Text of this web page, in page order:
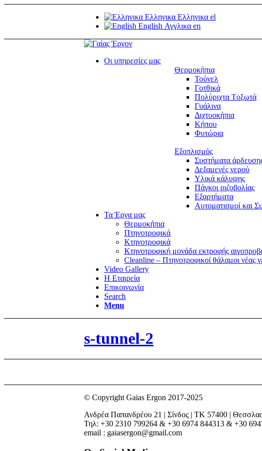
Ελληνικα Ελληνικα el
English Αγγλικα en
Οι υπηρεσίες μας
Θερμοκήπια
Τούνελ
Γοτθικά
Πολύριχτα Tοξωτά
Γυάλινα
Διχτυοκήπια
Κήπου
Φυτώρια
Εξοπλισμός
Συστήματα
Δεξαμενές νερού
Υλικά κάλυψης
Πάγκοι ριζοβολίας
Εξαρτήματα
Αυτοματισμοί και
Τα Έργα μας
Θερμοκήπια
Πτηνοτροφικά
Κτηνοτροφικά
Κτηνοτροφική μονάδα εκτροφής
Cleanline – Πτηνοτροφικοί θάλαμοι νέας
Video Gallery
Η Εταιρεία
Επικοινωνία
Search
Menu
s-tunnel-2
© Copyright Gaias Ergon 2017-2025
Ανδρέα Παπανδρέου 21 | Σίνδος | ΤΚ 57400 |
Τηλ: +30 2310 799264 & +30 6974 844313 & +30
email : gaiasergon@gmail.com